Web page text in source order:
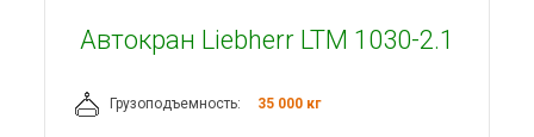
Автокран Liebherr LTM 1030-2.1
Грузоподъемность: 35 000 кг